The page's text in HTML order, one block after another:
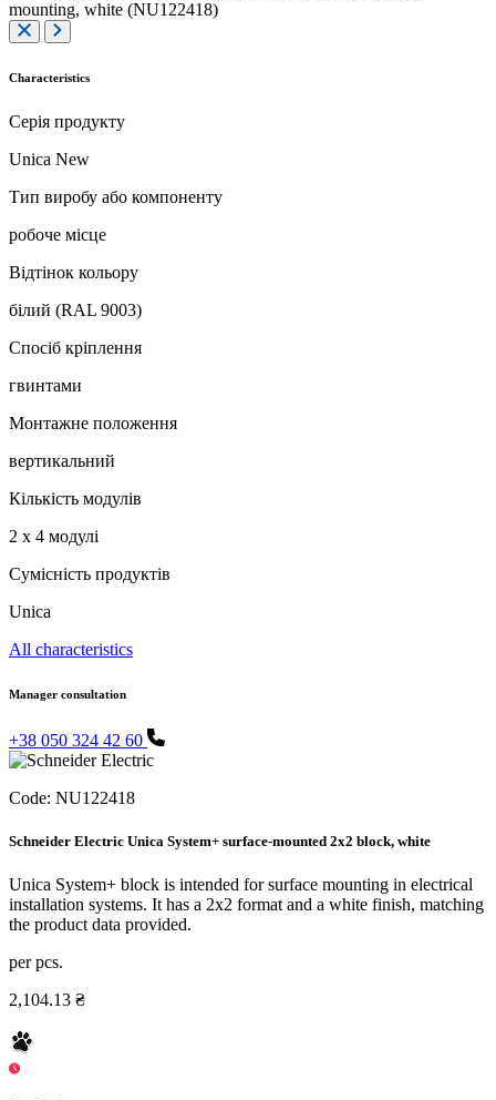
Characteristics
Серія продукту
Unica New
Тип виробу або компоненту
робоче місце
Відтінок кольору
білий (RAL 9003)
Спосіб кріплення
гвинтами
Монтажне положення
вертикальний
Кількість модулів
2 x 4 модулі
Сумісність продуктів
Unica
All characteristics
Manager consultation
+38 050 324 42 60
Code: NU122418
Schneider Electric Unica System+ surface-mounted 2x2 block, white
Unica System+ block is intended for surface mounting in electrical
installation systems. It has a 2x2 format and a white finish, matching
the product data provided.
per pcs.
2,104.13 ₴